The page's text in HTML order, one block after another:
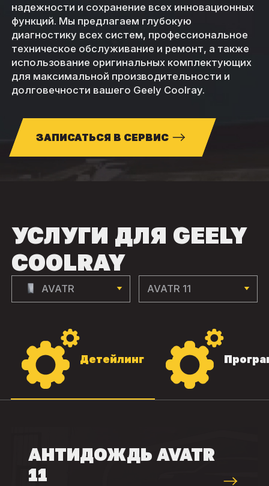
надежности и сохранение всех инновационных
функций. Мы предлагаем глубокую
диагностику всех систем, профессиональное
техническое обслуживание и ремонт, а также
использование оригинальных комплектующих
для максимальной производительности и
долговечности вашего Geely Coolray.
ЗАПИСАТЬСЯ В СЕРВИС
УСЛУГИ ДЛЯ GEELY
COOLRAY
AVATR AVATR 11
Детейлинг
АНТИДОЖДЬ AVATR
11